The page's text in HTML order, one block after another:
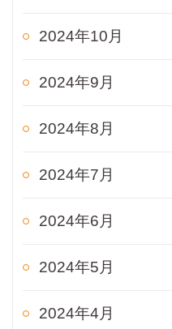
2024年10月
2024年9月
2024年8月
2024年7月
2024年6月
2024年5月
2024年4月